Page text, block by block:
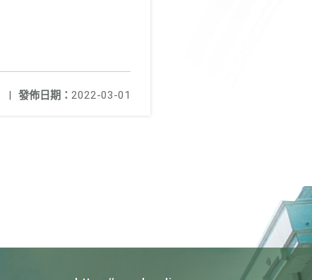
發佈日期： 2022-03-01
|